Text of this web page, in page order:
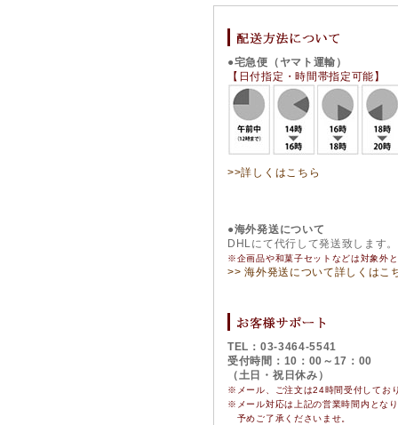
●宅急便（ヤマト運輸）
【日付指定・時間帯指定可能】
>>詳しくはこちら
●海外発送について
DHLにて代行して発送致します。
※企画品や和菓子セットなどは対象外
>> 海外発送について詳しくはこ
TEL：03-3464-5541
受付時間：10：00～17：00
（土日・祝日休み）
※メール、ご注文は24時間受付してお
※ メール対応は上記の営業時間内とな
予めご了承くださいませ。